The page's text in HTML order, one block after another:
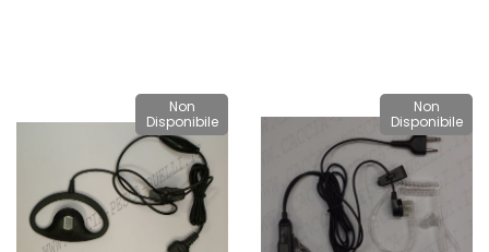
Non
Disponibile
Non
Disponibile